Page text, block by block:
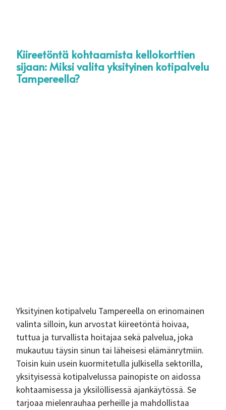
Kiireetöntä kohtaamista kellokorttien
sijaan: Miksi valita yksityinen kotipalvelu
Tampereella?
Yksityinen kotipalvelu Tampereella on erinomainen
valinta silloin, kun arvostat kiireetöntä hoivaa,
tuttua ja turvallista hoitajaa sekä palvelua, joka
mukautuu täysin sinun tai läheisesi elämänrytmiin.
Toisin kuin usein kuormitetulla julkisella sektorilla,
yksityisessä kotipalvelussa painopiste on aidossa
kohtaamisessa ja yksilöllisessä ajankäytössä. Se
tarjoaa mielenrauhaa perheille ja mahdollistaa
KOTIHOITO TAMPERE
KOTIHOITO RAUMA
TYÖHAKEMUS